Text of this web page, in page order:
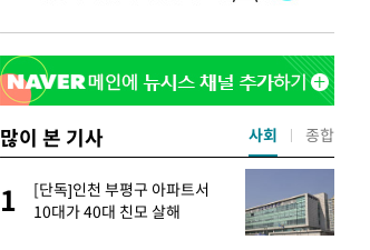
많이 본 기사
1
[단독]인천 부평구 아파트서
10대가 40대 친모 살해
사회 종합